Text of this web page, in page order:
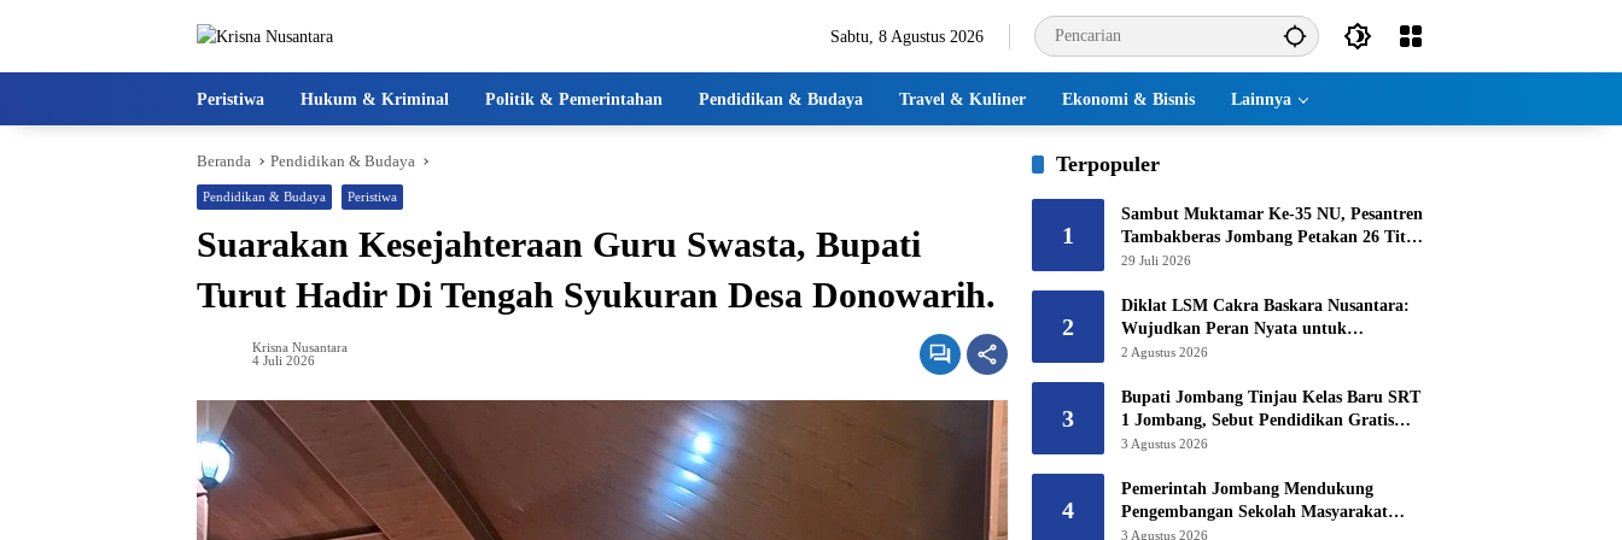
Sabtu, 8 Agustus 2026
Peristiwa Hukum & Kriminal Politik & Pemerintahan Pendidikan & Budaya Travel & Kuliner Ekonomi & Bisnis Lainnya
Beranda Pendidikan & Budaya
Pendidikan & Budaya Peristiwa
Suarakan Kesejahteraan Guru Swasta, Bupati
Turut Hadir Di Tengah Syukuran Desa Donowarih.
Krisna Nusantara
4 Juli 2026
Terpopuler
1
Sambut Muktamar Ke-35 NU, Pesantren
Tambakberas Jombang Petakan 26 Titik
Layanan Utama
29 Juli 2026
2
Diklat LSM Cakra Baskara Nusantara:
Wujudkan Peran Nyata untuk
Masyarakat
2 Agustus 2026
3
Bupati Jombang Tinjau Kelas Baru SRT
1 Jombang, Sebut Pendidikan Gratis
Beri Harapan Baru
3 Agustus 2026
4
Pemerintah Jombang Mendukung
Pengembangan Sekolah Masyarakat
Yang Kurang Mampu Hingga Hibahkan
3 Agustus 2026